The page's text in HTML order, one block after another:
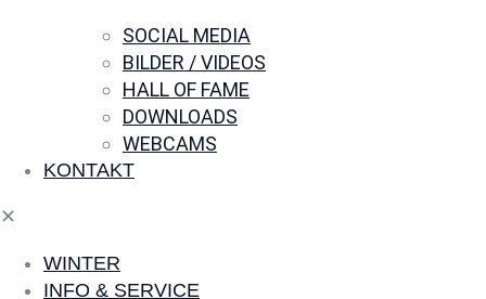
SOCIAL MEDIA
BILDER / VIDEOS
HALL OF FAME
DOWNLOADS
WEBCAMS
KONTAKT
✕
WINTER
INFO & SERVICE